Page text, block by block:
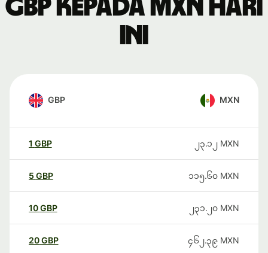
GBP kepada MXN hari
ini
GBP MXN
1 GBP ၂၃.၁၂ MXN
5 GBP ၁၁၅.၆၀ MXN
10GBP ၂၃၁.၂၀ MXN
20GBP ၄၆၂.၃၉ MXN